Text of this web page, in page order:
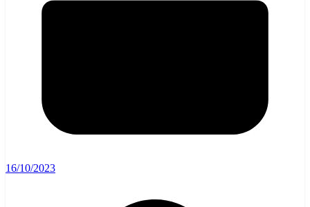
16/10/2023